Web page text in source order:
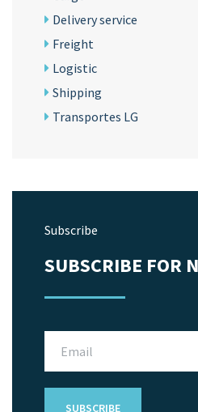
Delivery service
Freight
Logistic
Shipping
Transportes LG
Subscribe
SUBSCRIBE FOR